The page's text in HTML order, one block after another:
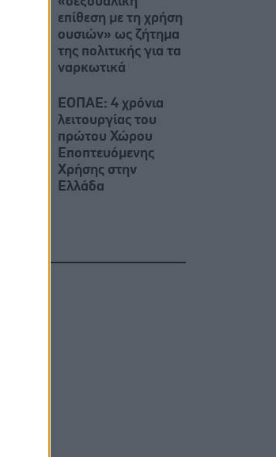
επίθεση με τη χρήση
ουσιών» ως ζήτημα
της πολιτικής για τα
ναρκωτικά
ΕΟΠΑΕ: 4 χρόνια
λειτουργίας του
πρώτου Χώρου
Εποπτευόμενης
Χρήσης στην
Ελλάδα